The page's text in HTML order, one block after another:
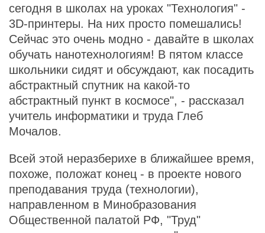
сегодня в школах на уроках "Технология" -
3D-принтеры. На них просто помешались!
Сейчас это очень модно - давайте в школах
обучать нанотехнологиям! В пятом классе
школьники сидят и обсуждают, как посадить
абстрактный спутник на какой-то
абстрактный пункт в космосе", - рассказал
учитель информатики и труда Глеб
Мочалов.
Всей этой неразберихе в ближайшее время,
похоже, положат конец - в проекте нового
преподавания труда (технологии),
направленном в Минобразования
Общественной палатой РФ, "Труд"